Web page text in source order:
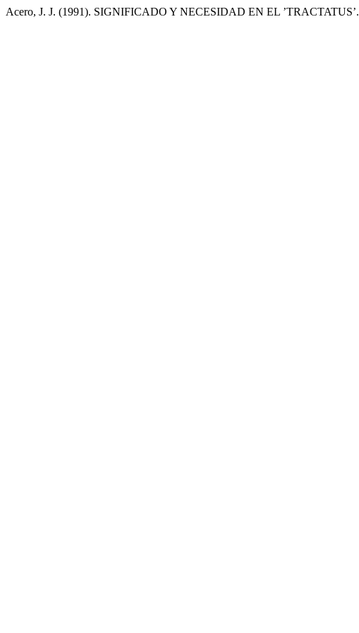
Acero, J. J. (1991). SIGNIFICADO Y NECESIDAD EN EL ’TRACTATUS’.